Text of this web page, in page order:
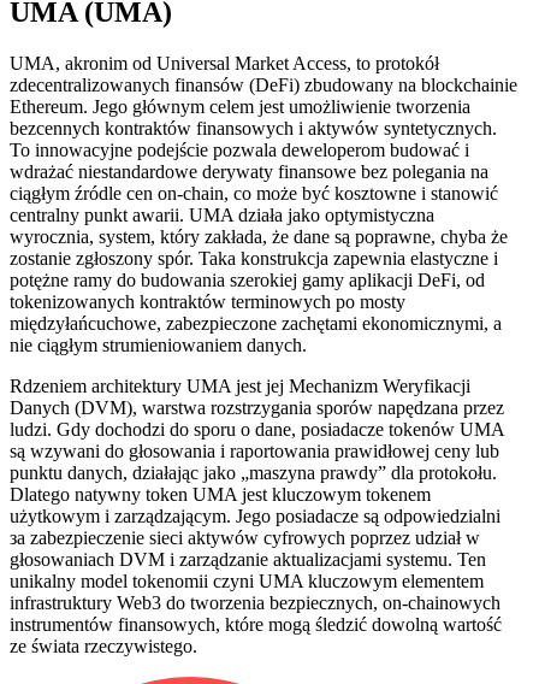
UMA (UMA)
UMA, akronim od Universal Market Access, to protokół
zdecentralizowanych finansów (DeFi) zbudowany na blockchainie
Ethereum. Jego głównym celem jest umożliwienie tworzenia
bezcennych kontraktów finansowych i aktywów syntetycznych.
To innowacyjne podejście pozwala deweloperom budować i
wdrażać niestandardowe derywaty finansowe bez polegania na
ciągłym źródle cen on-chain, co może być kosztowne i stanowić
centralny punkt awarii. UMA działa jako optymistyczna
wyrocznia, system, który zakłada, że dane są poprawne, chyba że
zostanie zgłoszony spór. Taka konstrukcja zapewnia elastyczne i
potężne ramy do budowania szerokiej gamy aplikacji DeFi, od
tokenizowanych kontraktów terminowych po mosty
międzyłańcuchowe, zabezpieczone zachętami ekonomicznymi, a
nie ciągłym strumieniowaniem danych.
Rdzeniem architektury UMA jest jej Mechanizm Weryfikacji
Danych (DVM), warstwa rozstrzygania sporów napędzana przez
ludzi. Gdy dochodzi do sporu o dane, posiadacze tokenów UMA
są wzywani do głosowania i raportowania prawidłowej ceny lub
punktu danych, działając jako „maszyna prawdy” dla protokołu.
Dlatego natywny token UMA jest kluczowym tokenem
użytkowym i zarządzającym. Jego posiadacze są odpowiedzialni
за zabezpieczenie sieci aktywów cyfrowych poprzez udział w
głosowaniach DVM i zarządzanie aktualizacjami systemu. Ten
unikalny model tokenomii czyni UMA kluczowym elementem
infrastruktury Web3 do tworzenia bezpiecznych, on-chainowych
instrumentów finansowych, które mogą śledzić dowolną wartość
ze świata rzeczywistego.